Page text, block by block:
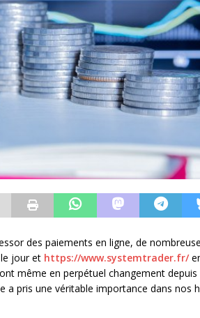
des paiements en ligne, de
jour et https://www.systemtrader.fr/
même en perpétuel changement depuis
a pris une véritable importance dans nos